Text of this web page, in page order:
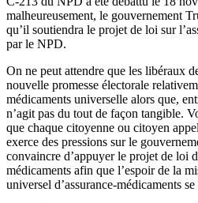
malheureusement, le gouvernement
qu’il soutiendra le projet de loi sur
par le NPD.
On ne peut attendre que les libéraux
nouvelle promesse électorale
médicaments universelle alors que,
n’agit pas du tout de façon tangible.
que chaque citoyenne ou citoyen
exerce des pressions sur le
convaincre d’appuyer le projet de loi
médicaments afin que l’espoir de la
universel d’assurance-médicaments